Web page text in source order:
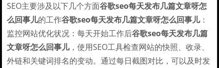
SEO主要涉及以下几个方面谷歌seo每天发布几篇文章呀怎
么回事儿的工作谷歌seo每天发布几篇文章呀怎么回事儿：
监控网站优化状况：每天开始工作后谷歌seo每天发布几篇
文章呀怎么回事儿，使用SEO工具检查网站的快照、收录、
外链和关键词排名的变动。通过每日截图对比，可以及时发